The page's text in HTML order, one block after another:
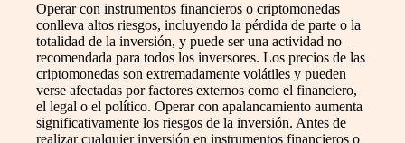
Operar con instrumentos financieros o criptomonedas
conlleva altos riesgos, incluyendo la pérdida de parte o la
totalidad de la inversión, y puede ser una actividad no
recomendada para todos los inversores. Los precios de las
criptomonedas son extremadamente volátiles y pueden
verse afectadas por factores externos como el financiero,
el legal o el político. Operar con apalancamiento aumenta
significativamente los riesgos de la inversión. Antes de
realizar cualquier inversión en instrumentos financieros o